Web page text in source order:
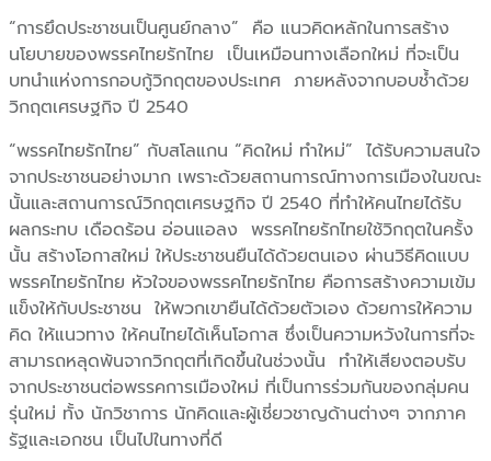
“การยึดประชาชนเป็นศูนย์กลาง” คือ แนวคิดหลักในการสร้าง
นโยบายของพรรคไทยรักไทย เป็นเหมือนทางเลือกใหม่ ที่จะเป็น
บทนำแห่งการกอบกู้วิกฤตของประเทศ ภายหลังจากบอบช้ำด้วย
วิกฤตเศรษฐกิจ ปี 2540
“พรรคไทยรักไทย” กับสโลแกน “คิดใหม่ ทำใหม่” ได้รับความสนใจ
จากประชาชนอย่างมาก เพราะด้วยสถานการณ์ทางการเมืองในขณะ
นั้นและสถานการณ์วิกฤตเศรษฐกิจ ปี 2540 ที่ทำให้คนไทยได้รับ
ผลกระทบ เดือดร้อน อ่อนแอลง พรรคไทยรักไทยใช้วิกฤตในครั้ง
นั้น สร้างโอกาสใหม่ ให้ประชาชนยืนได้ด้วยตนเอง ผ่านวิธีคิดแบบ
พรรคไทยรักไทย หัวใจของพรรคไทยรักไทย คือการสร้างความเข้ม
แข็งให้กับประชาชน ให้พวกเขายืนได้ด้วยตัวเอง ด้วยการให้ความ
คิด ให้แนวทาง ให้คนไทยได้เห็นโอกาส ซึ่งเป็นความหวังในการที่จะ
สามารถหลุดพ้นจากวิกฤตที่เกิดขึ้นในช่วงนั้น ทำให้เสียงตอบรับ
จากประชาชนต่อพรรคการเมืองใหม่ ที่เป็นการร่วมกันของกลุ่มคน
รุ่นใหม่ ทั้ง นักวิชาการ นักคิดและผู้เชี่ยวชาญด้านต่างๆ จากภาค
รัฐและเอกชน เป็นไปในทางที่ดี